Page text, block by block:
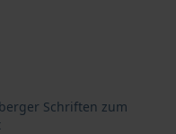
Schriften zum